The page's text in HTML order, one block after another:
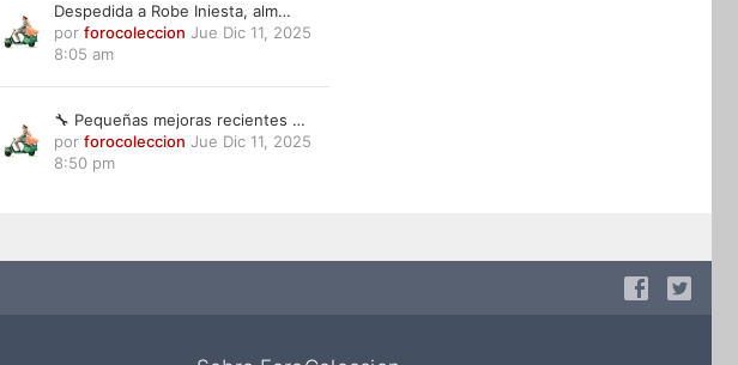
Despedida a Robe Iniesta, alm…
por forocoleccion Jue Dic 11, 2025
8:05 am
🔧 Pequeñas mejoras recientes …
por forocoleccion Jue Dic 11, 2025
8:50 pm